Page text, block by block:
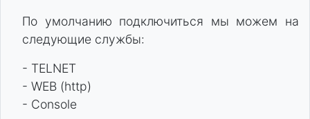
По умолчанию подключиться мы можем на
следующие службы:
- TELNET
- WEB (http)
- Console